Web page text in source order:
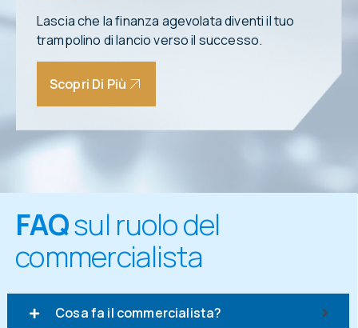
Lascia che la finanza agevolata diventi il tuo
trampolino di lancio verso il successo.
Scopri Di Più
FAQsul ruolo del
commercialista
Cosa fa il commercialista?